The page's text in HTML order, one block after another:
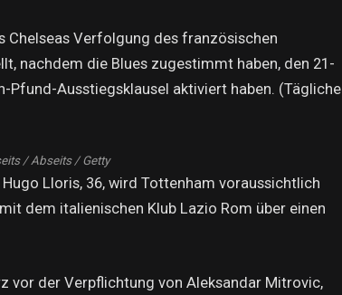
Chelseas Verfolgung des französischen
nachdem die Blues zugestimmt haben, den 21-
Pfund-Ausstiegsklausel aktiviert haben. (Tägliche
/ Abseits / Getty
Lloris, 36, wird Tottenham voraussichtlich
dem italienischen Klub Lazio Rom über einen
vor der Verpflichtung von Aleksandar Mitrovic,